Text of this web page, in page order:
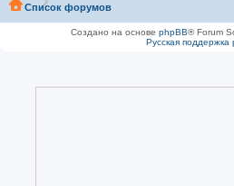
Список форумов
Создано на основе phpBB® Forum
Русская поддержка